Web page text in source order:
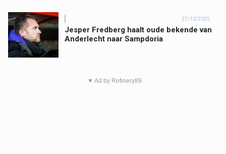
27/10/2025
Jesper Fredberg haalt oude bekende van
Anderlecht naar Sampdoria
▼ Ad by Refinery89